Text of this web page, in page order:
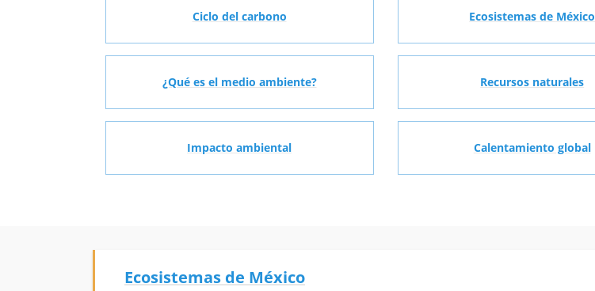
Ciclo del carbono Ecosistemas de México
¿Qué es el medio ambiente? Recursos naturales
Impacto ambiental Calentamiento global
Ecosistemas de México